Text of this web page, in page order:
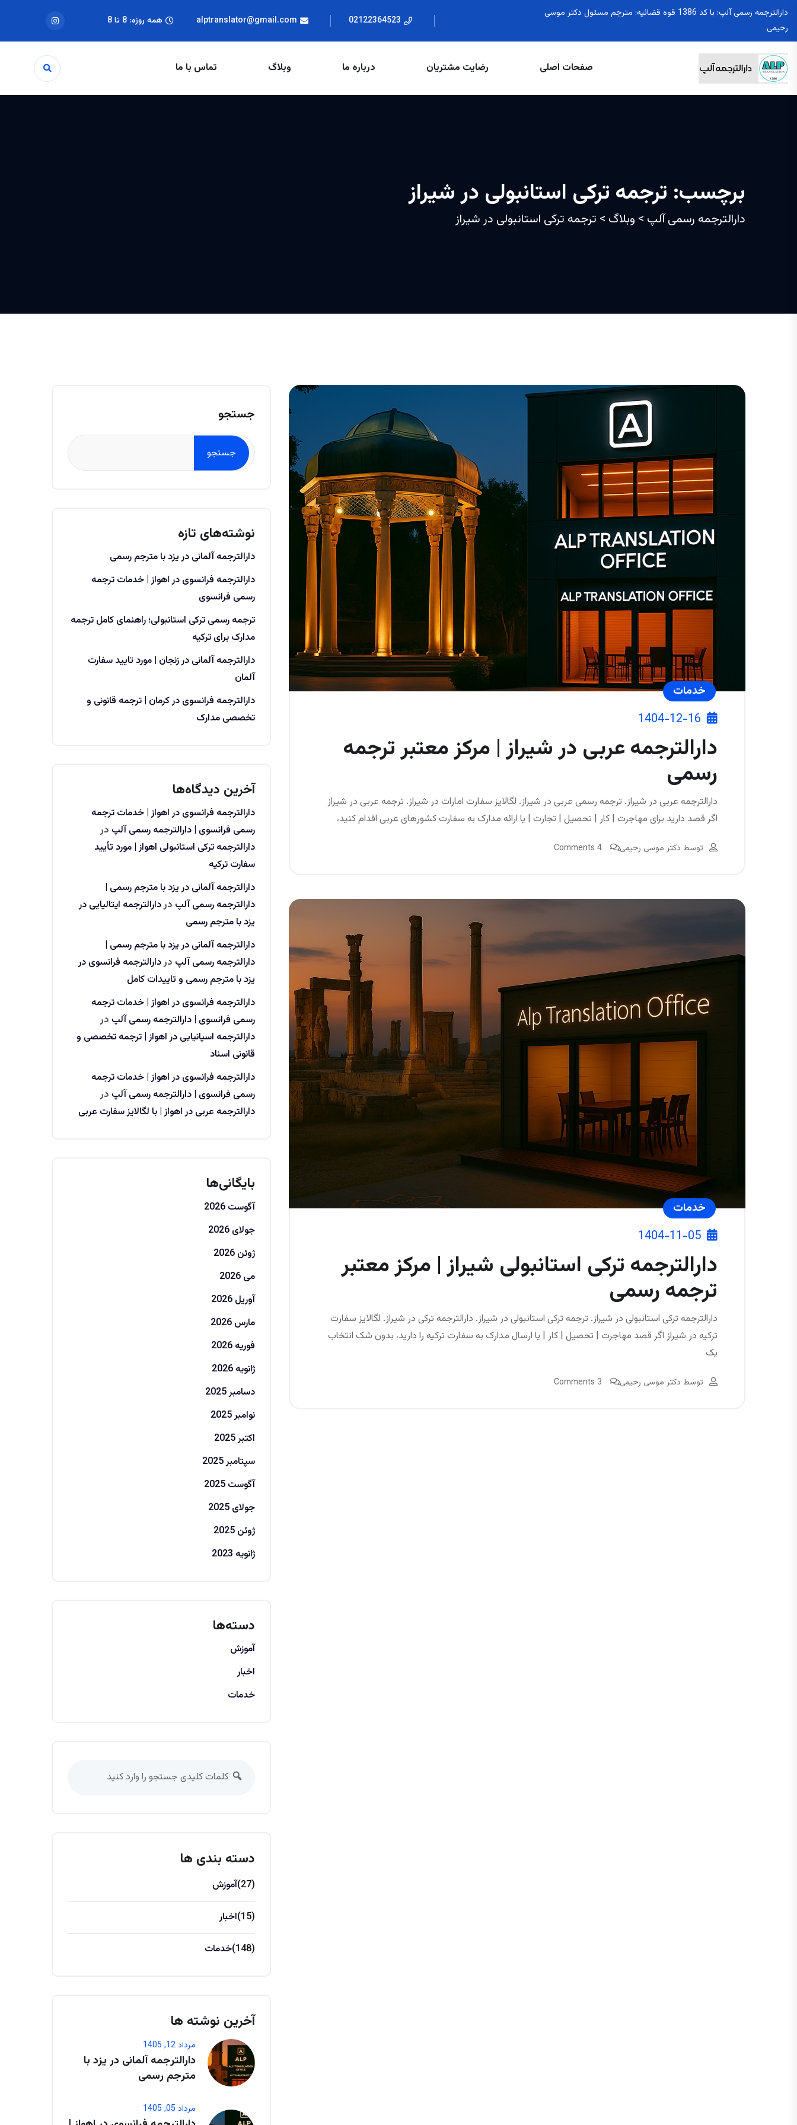
دارالترجمه رسمی آلپ: با کد 1386 قوه قضائیه: مترجم مسئول دکتر موسی
رحیمی
02122364523
alptranslator@gmail.com همه روزه: 8 تا 8
صفحات اصلی رضایت مشتریان درباره ما وبلاگ تماس با ما
برچسب: ترجمه ترکی استانبولی در شیراز
دارالترجمه رسمی آلپ > وبلاگ > ترجمه ترکی استانبولی در شیراز
خدمات
1404-12-16
دارالترجمه عربی در شیراز | مرکز معتبر ترجمه
رسمی
دارالترجمه عربی در شیراز. ترجمه رسمی عربی در شیراز. لگالایز سفارت امارات در شیراز. ترجمه عربی در شیراز
اگر قصد دارید برای مهاجرت | کار | تحصیل | تجارت | یا ارائه مدارک به سفارت کشورهای عربی اقدام کنید،
توسط دکتر موسی رحیمی 4 Comments
خدمات
1404-11-05
دارالترجمه ترکی استانبولی شیراز | مرکز معتبر
ترجمه رسمی
دارالترجمه ترکی استانبولی در شیراز. ترجمه ترکی استانبولی در شیراز. دارالترجمه ترکی در شیراز. لگالایز سفارت
ترکیه در شیراز اگر قصد مهاجرت | تحصیل | کار | یا ارسال مدارک به سفارت ترکیه را دارید، بدون شک انتخاب
یک
توسط دکتر موسی رحیمی 3 Comments
جستجو
جستجو
نوشته‌های تازه
دارالترجمه آلمانی در یزد با مترجم رسمی
دارالترجمه فرانسوی در اهواز | خدمات ترجمه
رسمی فرانسوی
ترجمه رسمی ترکی استانبولی؛ راهنمای کامل ترجمه
مدارک برای ترکیه
دارالترجمه آلمانی در زنجان | مورد تایید سفارت
آلمان
دارالترجمه فرانسوی در کرمان | ترجمه قانونی و
تخصصی مدارک
آخرین دیدگاه‌ها
دارالترجمه فرانسوی در اهواز | خدمات ترجمه
رسمی فرانسوی | دارالترجمه رسمی آلپ در
دارالترجمه ترکی استانبولی اهواز | مورد تأیید
سفارت ترکیه
دارالترجمه آلمانی در یزد با مترجم رسمی |
دارالترجمه رسمی آلپ دردارالترجمه ایتالیایی در
یزد با مترجم رسمی
دارالترجمه آلمانی در یزد با مترجم رسمی |
دارالترجمه رسمی آلپ دردارالترجمه فرانسوی در
یزد با مترجم رسمی و تاییدات کامل
دارالترجمه فرانسوی در اهواز | خدمات ترجمه
رسمی فرانسوی | دارالترجمه رسمی آلپ در
دارالترجمه اسپانیایی در اهواز | ترجمه تخصصی و
قانونی اسناد
دارالترجمه فرانسوی در اهواز | خدمات ترجمه
رسمی فرانسوی | دارالترجمه رسمی آلپ در
دارالترجمه عربی در اهواز | با لگالایز سفارت عربی
بایگانی‌ها
آگوست 2026
جولای 2026
ژوئن 2026
می 2026
آوریل 2026
مارس 2026
فوریه 2026
ژانویه 2026
دسامبر 2025
نوامبر 2025
اکتبر 2025
سپتامبر 2025
آگوست 2025
جولای 2025
ژوئن 2025
ژانویه 2023
دسته‌ها
آموزش
اخبار
خدمات
دسته بندی ها
آموزش (27)
اخبار (15)
خدمات (148)
آخرین نوشته ها
مرداد 12, 1405
دارالترجمه آلمانی در یزد با
مترجم رسمی
مرداد 05, 1405